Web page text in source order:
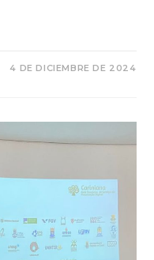
4 DE DICIEMBRE DE 2024